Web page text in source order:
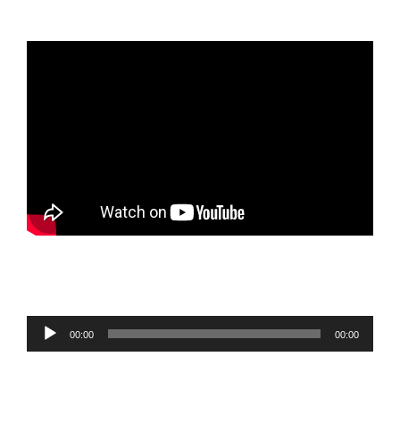
Reproductor
00:00 00:00